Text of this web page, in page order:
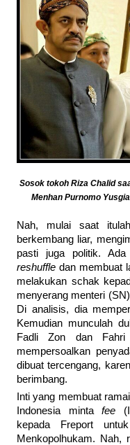
Sosok tokoh Riza Chalid
Menhan Purnomo
Nah, mulai saat
berkembang liar,
pasti juga politik. Ada
reshuffle dan membuat
melakukan schak
menyerang menteri
Di analisis, dia
Kemudian munculah
Fadli Zon dan Fahri
mempersoalkan
dibuat tercengang,
berimbang.
Inti yang membuat
Indonesia mintafee
kepada Freport
Menkopolhukam. Nah,